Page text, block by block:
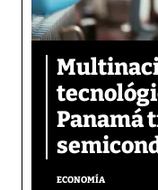
Panamá
ECONOMÍA